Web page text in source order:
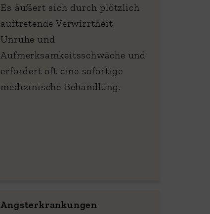
Es äußert sich durch plötzlich
auftretende Verwirrtheit,
Unruhe und
Aufmerksamkeitsschwäche und
erfordert oft eine sofortige
medizinische Behandlung.
Angsterkrankungen